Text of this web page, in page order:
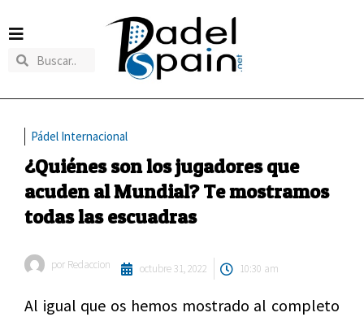
Pádel Internacional
¿Quiénes son los jugadores que
acuden al Mundial? Te mostramos
todas las escuadras
por Redaccion octubre 31, 2022 10:30 am
Al igual que os hemos mostrado al completo